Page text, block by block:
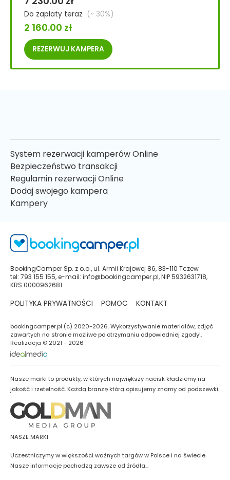
Do zapłaty teraz (~ 30%)
2 160.00 zł
REZERWUJ KAMPERA
System rezerwacji kamperów Online
Bezpieczeństwo transakcji
Regulamin rezerwacji Online
Dodaj swojego kampera
Kampery
BookingCamper Sp. z o.o., ul. Armii Krajowej 86, 83-110 Tczew
tel: 793 155 155, e-mail: info@bookingcamper.pl, NIP 5932631718,
KRS 0000962681
POLITYKA PRYWATNOŚCI POMOC KONTAKT
bookingcamper.pl (c) 2020-2026. Wykorzystywanie materiałów, zdjęć
zawartych na stronie możliwe po otrzymaniu odpowiedniej zgody!.
Realizacja © 2021 - 2026
Nasze marki to produkty, w których największy nacisk kładziemy na
jakość i rzetelność. Każdą branżę którą opisujemy znamy od podszewki.
NASZE MARKI
Uczestniczymy w większości ważnych targów w Polsce i na świecie.
Nasze informacje pochodzą zawsze od źródła...